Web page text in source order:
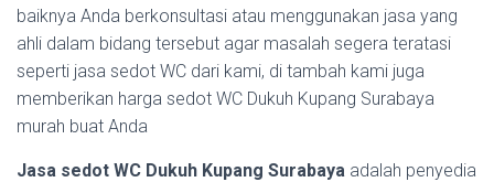
baiknya Anda berkonsultasi atau menggunakan jasa yang
ahli dalam bidang tersebut agar masalah segera teratasi
seperti jasa sedot WC dari kami, di tambah kami juga
memberikan harga sedot WC Dukuh Kupang Surabaya
murah buat Anda
Jasa sedot WC Dukuh Kupang Surabaya adalah penyedia